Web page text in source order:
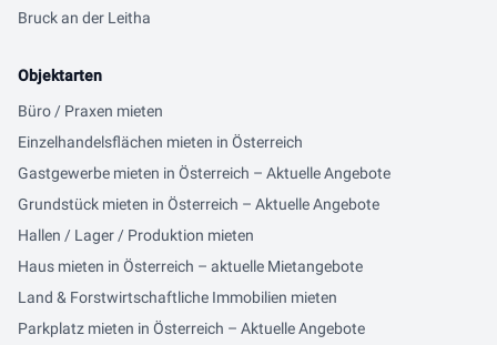
Bruck an der Leitha
Objektarten
Büro / Praxen mieten
Einzelhandelsflächen mieten in Österreich
Gastgewerbe mieten in Österreich – Aktuelle Angebote
Grundstück mieten in Österreich – Aktuelle Angebote
Hallen / Lager / Produktion mieten
Haus mieten in Österreich – aktuelle Mietangebote
Land & Forstwirtschaftliche Immobilien mieten
Parkplatz mieten in Österreich – Aktuelle Angebote